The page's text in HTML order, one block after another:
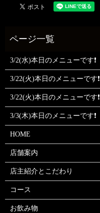
3/2(水)本日のメニューです❗
3/22(火)本日のメニューです❗
3/22(火)本日のメニューです❗
3/3(木)本日のメニューです❗
HOME
店舗案内
店主紹介とこだわり
コース
お飲み物